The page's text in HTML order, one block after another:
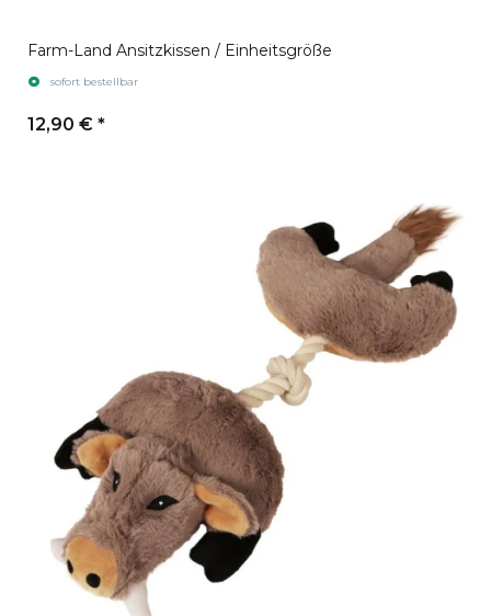
Farm-Land Ansitzkissen / Einheitsgröße
sofort bestellbar
12,90 € *